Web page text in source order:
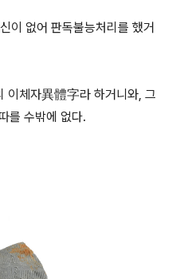
이 없어 판독불능처리를 했거
이체자異體字라 하거니와, 그
를 수밖에 없다.